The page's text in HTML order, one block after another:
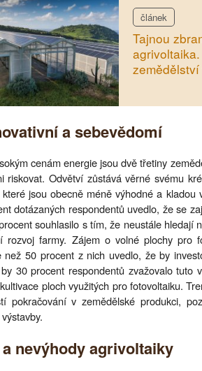
článek
Tajnou
a sebevědomí
cenám energie jsou dvě třetiny
riskovat. Odvětví zůstává věrné svému
jsou obecně méně výhodné a
dotázaných respondentů uvedlo, že se
souhlasilo s tím, že neustále hledají
rozvoj farmy. Zájem o volné plochy pro
než 50 procent z nich uvedlo, že by
30 procent respondentů zvažovalo tuto
ploch využitých pro fotovoltaiku.
pokračování v zemědělské produkci,
nevýhody agrivoltaiky